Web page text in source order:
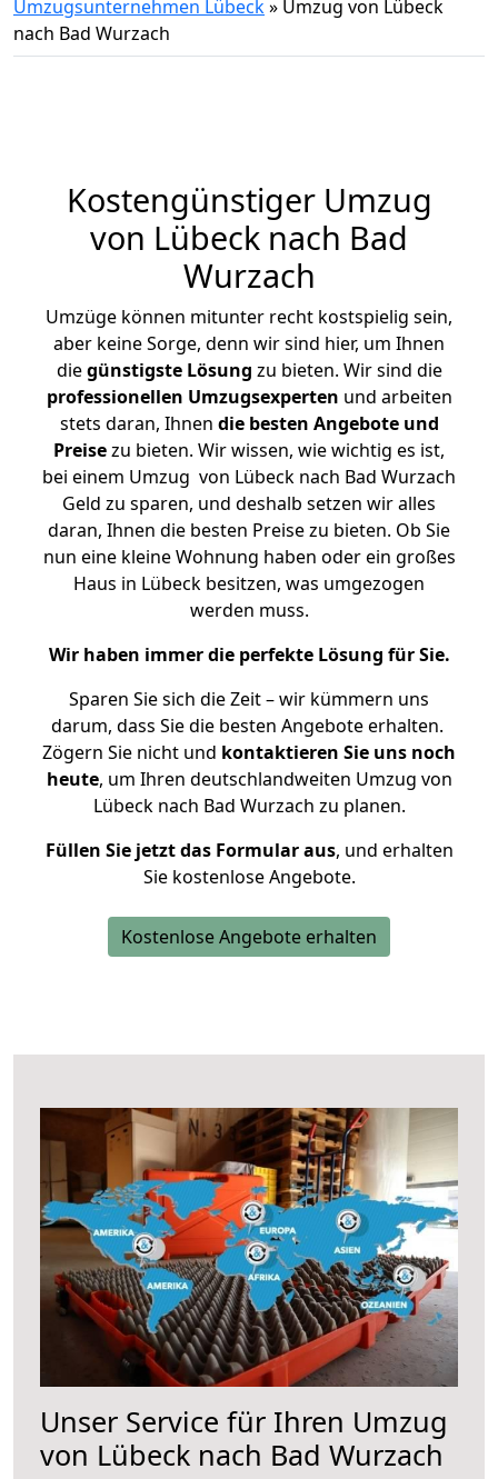
Umzugsunternehmen Lübeck» Umzug von Lübeck
nach Bad Wurzach
Kostengünstiger Umzug
von Lübeck nach Bad
Wurzach
Umzüge können mitunter recht kostspielig sein,
aber keine Sorge, denn wir sind hier, um Ihnen
diegünstigste Lösung zu bieten. Wir sind die
professionellen Umzugsexperten und arbeiten
stets daran, Ihnen die besten Angebote und
Preisezu bieten. Wir wissen, wie wichtig es ist,
bei einem Umzug von Lübeck nach Bad Wurzach
Geld zu sparen, und deshalb setzen wir alles
daran, Ihnen die besten Preise zu bieten. Ob Sie
nun eine kleine Wohnung haben oder ein großes
Haus in Lübeck besitzen, was umgezogen
werden muss.
Wir haben immer die perfekte Lösung für Sie.
Sparen Sie sich die Zeit – wir kümmern uns
darum, dass Sie die besten Angebote erhalten.
Zögern Sie nicht und kontaktieren Sie uns noch
heute, um Ihren deutschlandweiten Umzug von
Lübeck nach Bad Wurzach zu planen.
Füllen Sie jetzt das Formular aus, und erhalten
Sie kostenlose Angebote.
Kostenlose Angebote erhalten
Unser Service für Ihren Umzug
von Lübeck nach Bad Wurzach